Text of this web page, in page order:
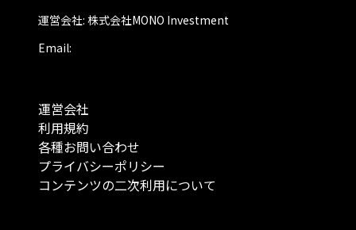
運営会社: 株式会社MONO Investment
Email:
運営会社
利用規約
各種お問い合わせ
プライバシーポリシー
コンテンツの二次利用について